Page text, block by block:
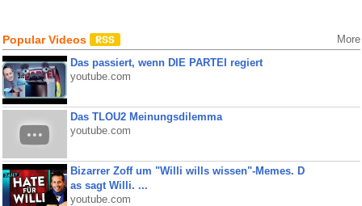
Popular Videos More
Das passiert, wenn DIE PARTEI regiert
youtube.com
Das TLOU2 Meinungsdilemma
youtube.com
Bizarrer Zoff um "Willi wills wissen"-Memes. D
as sagt Willi. ...
youtube.com